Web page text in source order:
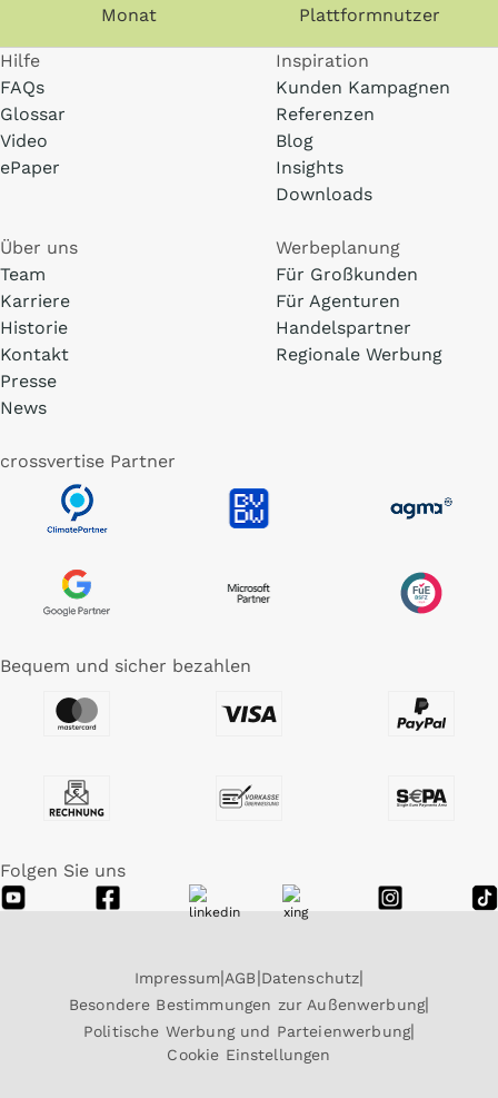
Monat
Plattformnutzer
Hilfe
FAQs
Glossar
Video
ePaper
Inspiration
Kunden Kampagnen
Referenzen
Blog
Insights
Downloads
Über uns
Team
Karriere
Historie
Kontakt
Presse
News
Werbeplanung
Für Großkunden
Für Agenturen
Handelspartner
Regionale Werbung
crossvertise Partner
Bequem und sicher bezahlen
Folgen Sie uns
Impressum AGB Datenschutz
Besondere Bestimmungen zur Außenwerbung
Politische Werbung und Parteienwerbung
Cookie Einstellungen